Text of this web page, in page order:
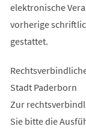
elektronische
vorherige
gestattet.
Stadt Paderborn
Zur
Sie bitte die